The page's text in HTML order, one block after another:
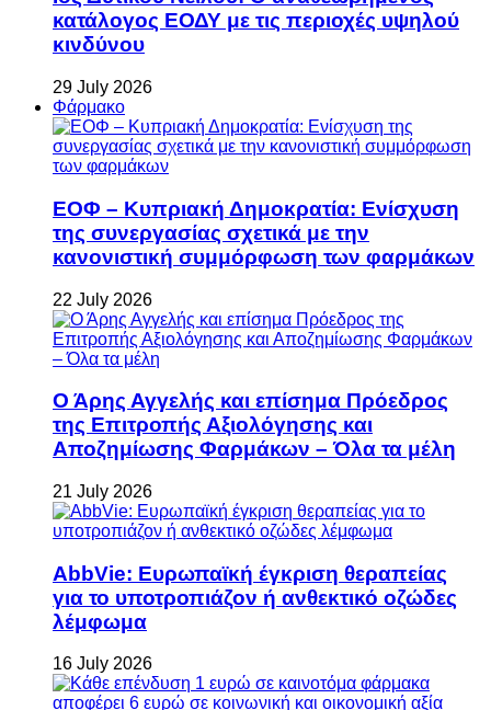
κατάλογος ΕΟΔΥ με τις περιοχές υψηλού
κινδύνου
29 July 2026
Φάρμακο
ΕΟΦ – Κυπριακή Δημοκρατία: Ενίσχυση
της συνεργασίας σχετικά με την
κανονιστική συμμόρφωση των φαρμάκων
22 July 2026
Ο Άρης Αγγελής και επίσημα Πρόεδρος
της Επιτροπής Αξιολόγησης και
Αποζημίωσης Φαρμάκων – Όλα τα μέλη
21 July 2026
AbbVie: Ευρωπαϊκή έγκριση θεραπείας
για το υποτροπιάζον ή ανθεκτικό οζώδες
λέμφωμα
16 July 2026